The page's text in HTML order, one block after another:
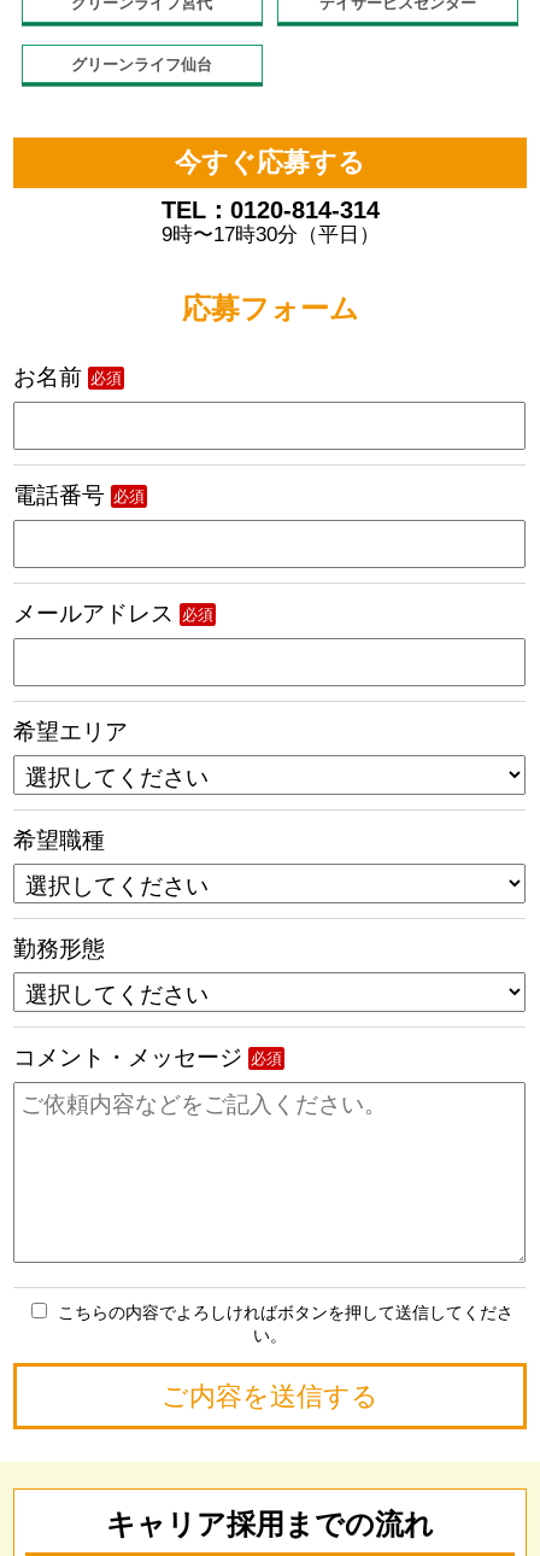
グリーンライフ仙台
今すぐ応募する
TEL：0120-814-314
9時〜17時30分（平日）
応募フォーム
お名前 必須
電話番号 必須
メールアドレス 必須
希望エリア
希望職種
勤務形態
コメント・メッセージ 必須
こちらの内容でよろしければボタンを押して送信してくださ
い。
キャリア採用までの流れ